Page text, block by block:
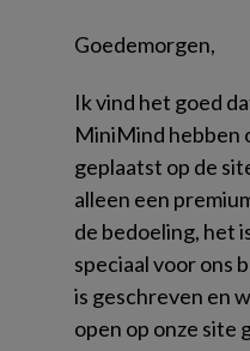
Goedemorgen,
Ik vind het goed
MiniMind hebben
geplaatst op de
alleen een
de bedoeling, het
speciaal voor ons
is geschreven en
open op onze site